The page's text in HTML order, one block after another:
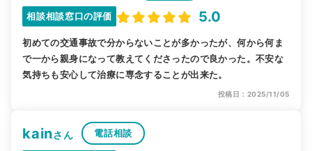
相談相談窓口の評価 5.0
初めての交通事故で分からないことが多かったが、何から何ま
で一から親身になって教えてくださったので良かった。不安な
気持ちも安心して治療に専念することが出来た。
投稿日：2025/11/05
kainさん 電話相談